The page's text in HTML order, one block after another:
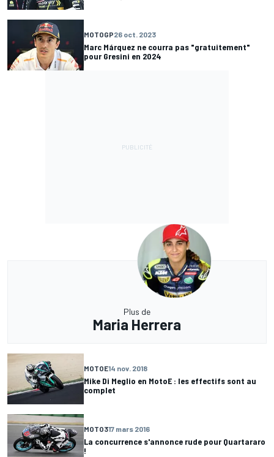
MOTOGP26 oct. 2023
Marc Márquez ne courra pas "gratuitement"
pour Gresini en 2024
Plus de
Maria Herrera
MOTOE14 nov. 2018
Mike Di Meglio en MotoE : les effectifs sont au
complet
MOTO317 mars 2016
La concurrence s'annonce rude pour Quartararo
!